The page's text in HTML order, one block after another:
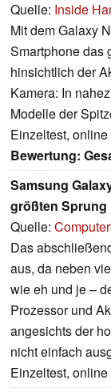
Quelle: Inside
Mit dem Galaxy
Smartphone das
hinsichtlich der
Kamera: In
Modelle der
Einzeltest,
Bewertung:
Samsung
größten Sprung
Quelle:
Das
aus, da neben
wie eh und je –
Prozessor und
angesichts der
nicht einfach
Einzeltest,